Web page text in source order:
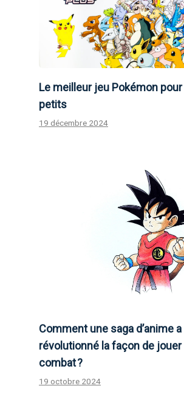
Le meilleur jeu Pokémon
petits
19 décembre 2024
Comment une saga d’anime a
révolutionné la façon de
combat ?
19 octobre 2024